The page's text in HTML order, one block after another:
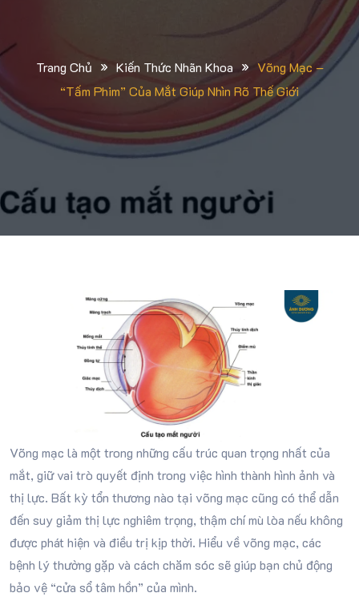
Trang Chủ » Kiến Thức Nhãn Khoa » Võng Mạc –
“tấm Phim” Của Mắt Giúp Nhìn Rõ Thế Giới
Võng mạc là một trong những cấu trúc quan trọng nhất của
mắt, giữ vai trò quyết định trong việc hình thành hình ảnh và
thị lực. Bất kỳ tổn thương nào tại võng mạc cũng có thể dẫn
đến suy giảm thị lực nghiêm trọng, thậm chí mù lòa nếu không
được phát hiện và điều trị kịp thời. Hiểu về võng mạc, các
bệnh lý thường gặp và cách chăm sóc sẽ giúp bạn chủ động
bảo vệ “cửa sổ tâm hồn” của mình.